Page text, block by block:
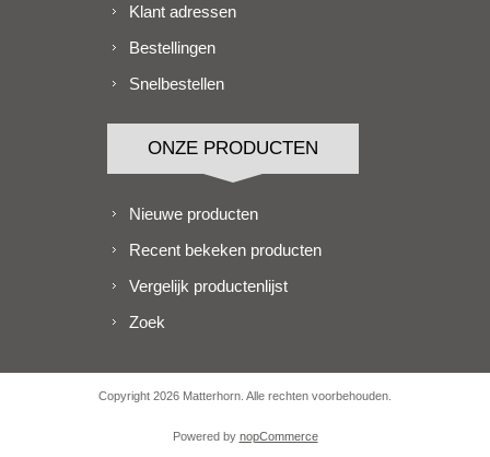
Klant adressen
Bestellingen
Snelbestellen
ONZE PRODUCTEN
Nieuwe producten
Recent bekeken producten
Vergelijk productenlijst
Zoek
Copyright 2026 Matterhorn. Alle rechten voorbehouden.
Powered by nopCommerce